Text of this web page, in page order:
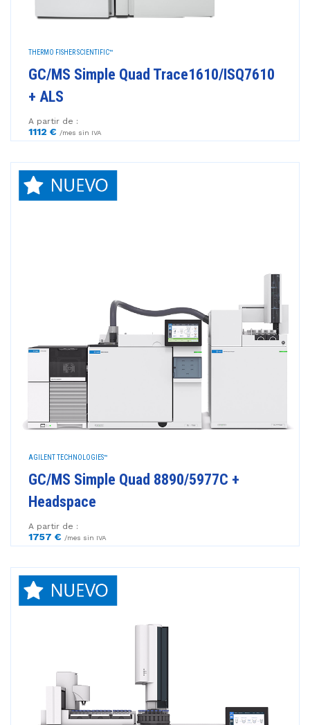
THERMO FISHER SCIENTIFIC™
GC/MS Simple Quad Trace1610/ISQ7610
+ ALS
A partir de :
1112 € /mes sin IVA
AGILENT TECHNOLOGIES™
GC/MS Simple Quad 8890/5977C +
Headspace
A partir de :
1757 € /mes sin IVA